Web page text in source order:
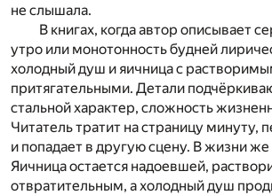
не слышала.
В книгах, когда автор описывает
утро или монотонность будней
холодный душ и яичница с
притягательными. Детали
стальной характер, сложность
Читатель тратит на страницу минуту,
и попадает в другую сцену. В жизни
Яичница остается надоевшей,
отвратительным, а холодный душ